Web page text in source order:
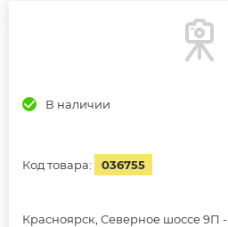
В наличии
Код товара: 036755
Красноярск, Северное шоссе 9П -